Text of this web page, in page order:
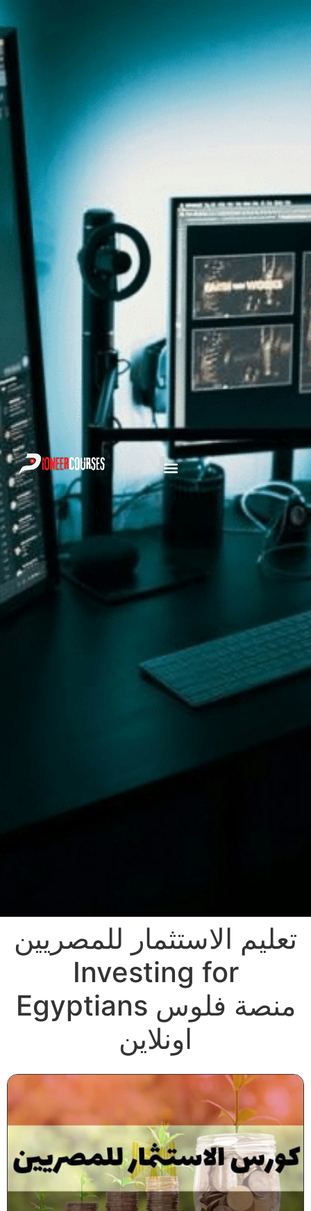
تعليم الاستثمار للمصريين
Investing for
Egyptians منصة فلوس
اونلاين